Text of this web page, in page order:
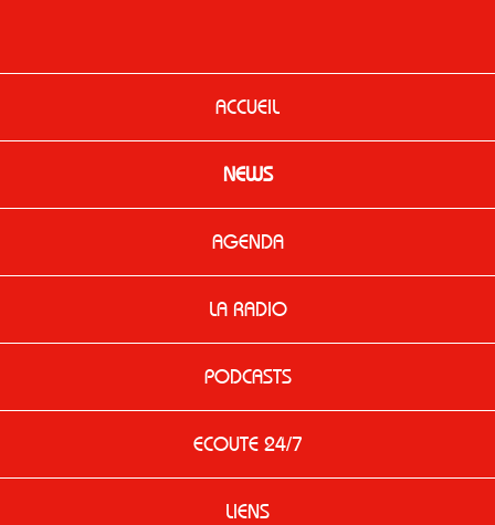
ACCUEIL
NEWS
AGENDA
LA RADIO
PODCASTS
ECOUTE 24/7
LIENS